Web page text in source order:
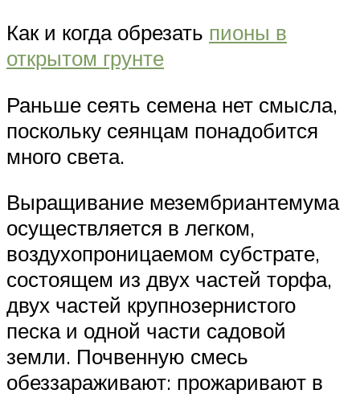
Как и когда обрезать пионы в
открытом грунте
Раньше сеять семена нет смысла,
поскольку сеянцам понадобится
много света.
Выращивание мезембриантемума
осуществляется в легком,
воздухопроницаемом субстрате,
состоящем из двух частей торфа,
двух частей крупнозернистого
песка и одной части садовой
земли. Почвенную смесь
обеззараживают: прожаривают в